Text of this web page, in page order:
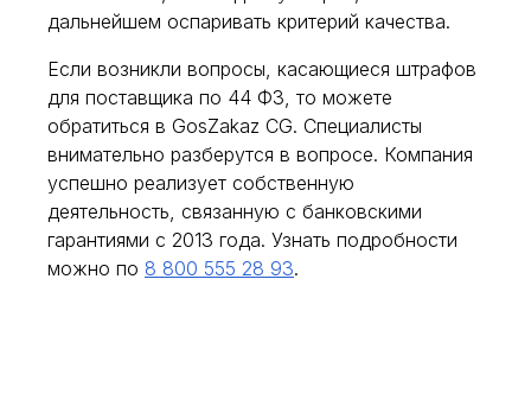
дальнейшем оспаривать критерий качества.
Если возникли вопросы, касающиеся штрафов
для поставщика по 44 ФЗ, то можете
обратиться в GosZakaz CG. Специалисты
внимательно разберутся в вопросе. Компания
успешно реализует собственную
деятельность, связанную с банковскими
гарантиями с 2013 года. Узнать подробности
можно по 8 800 555 28 93.